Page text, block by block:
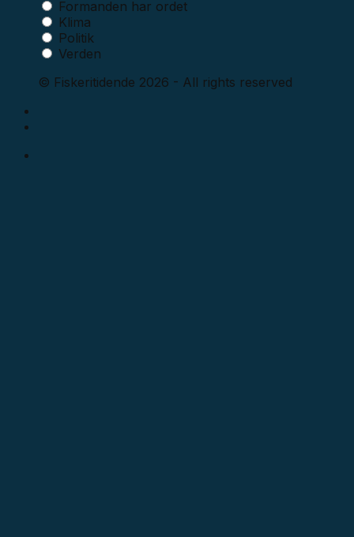
Formanden har ordet
Klima
Politik
Verden
© Fiskeritidende 2026 - All rights reserved